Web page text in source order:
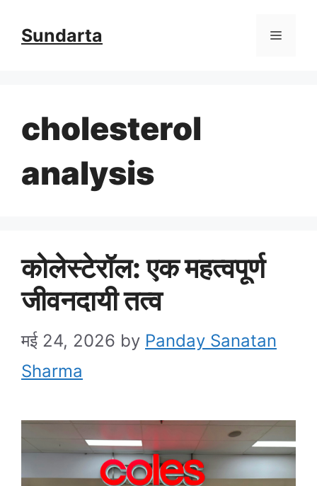
Sundarta Menu
cholesterol
analysis
कोलेस्टेरॉल: एक महत्वपूर्ण
जीवनदायी तत्व
मई 24, 2026 by Panday Sanatan
Sharma